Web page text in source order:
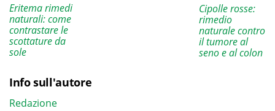
Eritema rimedi
naturali: come
contrastare le
scottature da
sole
Cipolle rosse:
rimedio
naturale contro
il tumore al
seno e al colon
Info sull'autore
Redazione